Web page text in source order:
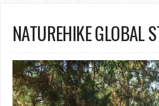
NATUREHIKE GLOBAL